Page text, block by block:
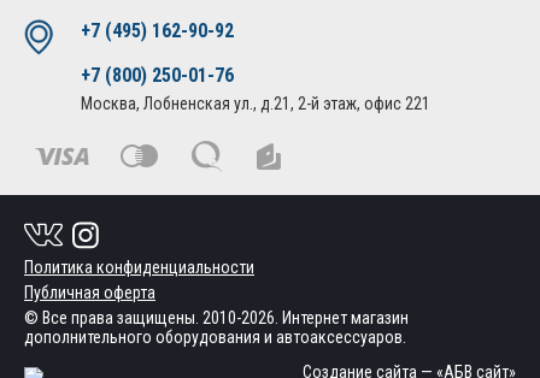
+7 (495) 162-90-92
+7 (800) 250-01-76
Москва, Лобненская ул., д.21, 2-й этаж, офис 221
Политика конфиденциальности
Публичная оферта
© Все права защищены. 2010-2026. Интернет магазин
дополнительного оборудования и автоаксессуаров.
Создание сайта — «АБВ сайт»